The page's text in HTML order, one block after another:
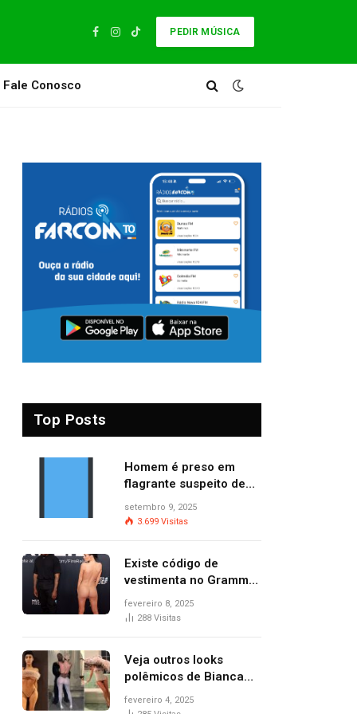
Facebook
Instagram
TikTok
PEDIR MÚSICA
Fale Conosco
Top Posts
Homem é preso em
flagrante suspeito de
provocar dois incêndios
criminosos no mesmo
setembro 9, 2025
3.699 Visitas
Existe código de
vestimenta no Grammy?
Questionamento surgiu
após Bianca Censori,
premiação
fevereiro 8, 2025
288 Visitas
Veja outros looks
polêmicos de Bianca
Censori, esposa de
Kanye West que
fevereiro 4, 2025